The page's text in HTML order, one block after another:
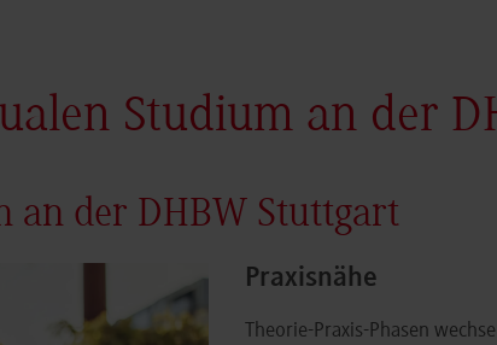
Studium an der
an der DHBW Stuttgart
Praxisnähe
Theorie-Praxis-Phasen